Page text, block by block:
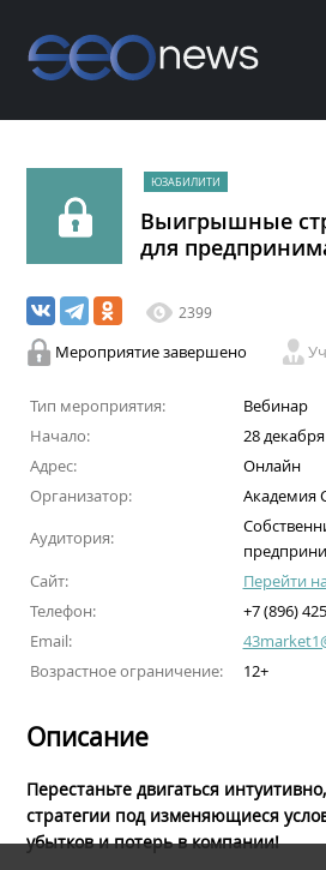
ЮЗАБИЛИТИ
Выигрышные
для
2399
Мероприятие завершено
Тип мероприятия:
Вебинар
Начало:
28
Адрес:
Онлайн
Организатор:
Академия
Аудитория:
Сайт:
Перейти
Телефон:
+7 (896)
Email:
Возрастное ограничение:
12+
Описание
Перестаньте двигаться
стратегии под изменяющиеся
убытков и потерь в компании!